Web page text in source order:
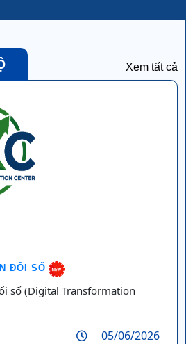
Xem tất cả
ĐỔI SỐ
số (Digital Transformation
05/06/2026